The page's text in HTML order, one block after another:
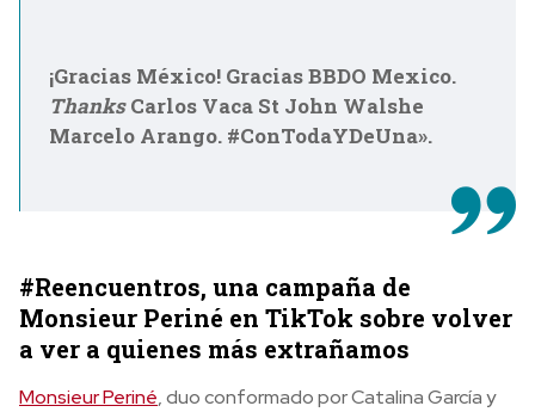
¡Gracias México! Gracias BBDO Mexico.
ThanksCarlos Vaca St John Walshe
Marcelo Arango. #ConTodaYDeUna».
#Reencuentros, una campaña de
Monsieur Periné en TikTok sobre volver
a ver a quienes más extrañamos
Monsieur Periné, duo conformado por Catalina García y